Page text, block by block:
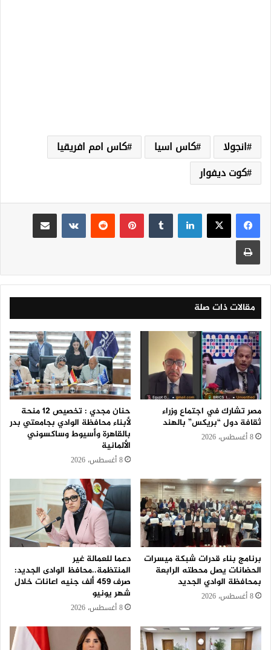
انجولا كاس اسيا
كاس امم افريقيا
كوت ديفوار
لينكدإن بينتيريست
مقالات ذات صلة
مصر تشارك في اجتماع وزراء
ثقافة دول “بريكس” بالهند
8 أغسطس، 2026
حنان مجدي : تخصيص 12 منحة
لأبناء محافظة الوادي بجامعتي بدر
بالقاهرة وأسيوط وساكسوني
الألمانية
8 أغسطس، 2026
برنامج بناء قدرات شبكة ميسرات
الحضانات يصل محطته الرابعة
بمحافظة الوادي الجديد
8 أغسطس، 2026
دعما للعمالة غير
المنتظمة..محافظ الوادى الجديد:
صرف 459 ألف جنيه اعانات خلال
شهر يونيو
8 أغسطس، 2026